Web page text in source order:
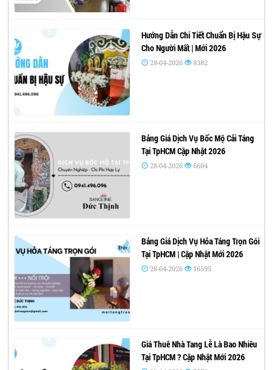
Hướng Dẫn Chi Tiết Chuẩn Bị Hậu Sự
Cho Người Mất | Mới 2026
28-04-2026 8382
Bảng Giá Dịch Vụ Bốc Mộ Cải Táng
Tại TpHCM Cập Nhật 2026
28-04-2026 6604
Bảng Giá Dịch Vụ Hỏa Táng Trọn Gói
Tại TpHCM | Cập Nhật Mới 2026
28-04-2026 16595
Giá Thuê Nhà Tang Lễ Là Bao Nhiêu
Tại TpHCM ? Cập Nhật Mới 2026